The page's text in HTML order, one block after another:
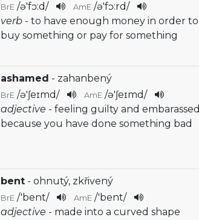
BrE /ə'fɔ:d/ AmE /ə'fɔ:rd/
verb - to have enough money in order to
buy something or pay for something
ashamed - zahanbený
BrE /ə'ʃeɪmd/ AmE /ə'ʃeɪmd/
adjective - feeling guilty and embarassed
because you have done something bad
bent - ohnutý, zkřivený
BrE /'bent/ AmE /'bent/
adjective - made into a curved shape